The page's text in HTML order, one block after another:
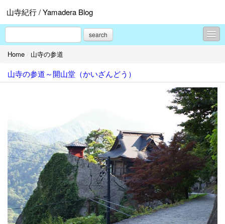
山寺紀行 / Yamadera Blog
search
山寺の参道
山寺の食
山寺の歴史
山寺の癒し
山寺の催し
プロフィール
お問合せ
Home / 山寺の参道
山寺の参道～開山堂（かいざんどう）